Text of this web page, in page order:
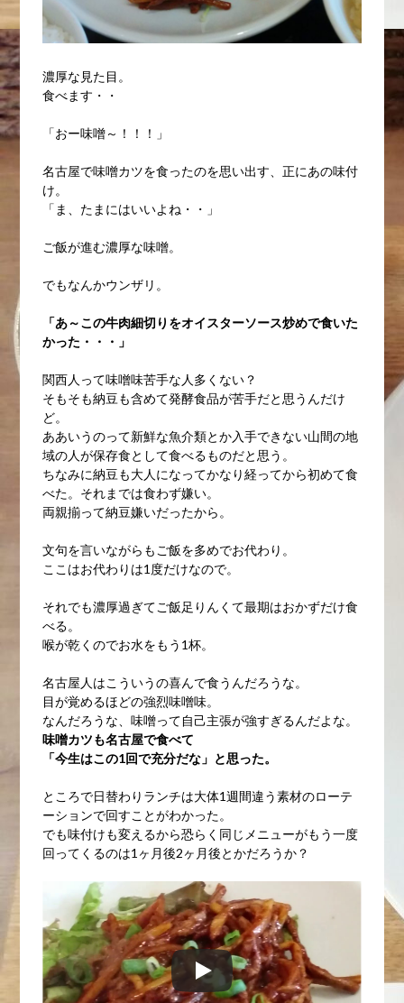
濃厚な見た目。
食べます・・
「おー味噌～！！！」
名古屋で味噌カツを食ったのを思い出す、正にあの味付
け。
「ま、たまにはいいよね・・」
ご飯が進む濃厚な味噌。
でもなんかウンザリ。
「あ～この牛肉細切りをオイスターソース炒めで食いた
かった・・・」
関西人って味噌味苦手な人多くない？
そもそも納豆も含めて発酵食品が苦手だと思うんだけ
ど。
ああいうのって新鮮な魚介類とか入手できない山間の地
域の人が保存食として食べるものだと思う。
ちなみに納豆も大人になってかなり経ってから初めて食
べた。それまでは食わず嫌い。
両親揃って納豆嫌いだったから。
文句を言いながらもご飯を多めでお代わり。
ここはお代わりは1度だけなので。
それでも濃厚過ぎてご飯足りんくて最期はおかずだけ食
べる。
喉が乾くのでお水をもう1杯。
名古屋人はこういうの喜んで食うんだろうな。
目が覚めるほどの強烈味噌味。
なんだろうな、味噌って自己主張が強すぎるんだよな。
味噌カツも名古屋で食べて
「今生はこの1回で充分だな」と思った。
ところで日替わりランチは大体1週間違う素材のローテ
ーションで回すことがわかった。
でも味付けも変えるから恐らく同じメニューがもう一度
回ってくるのは1ヶ月後2ヶ月後とかだろうか？